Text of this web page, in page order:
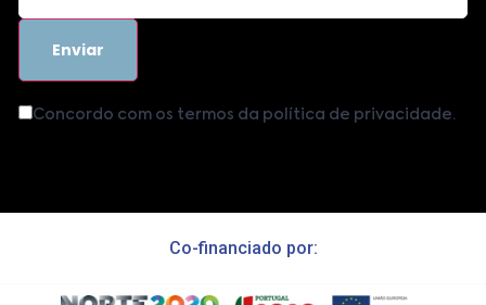
Concordo com os termos da política de privacidade.
Co-financiado por: